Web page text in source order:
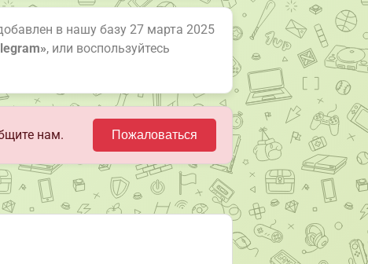
в нашу базу 27 марта 2025
, или воспользуйтесь
нам. Пожаловаться